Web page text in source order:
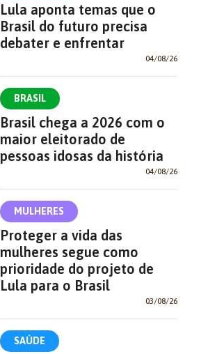
Lula aponta temas que o
Brasil do futuro precisa
debater e enfrentar
04/08/26
BRASIL
Brasil chega a 2026 com o
maior eleitorado de
pessoas idosas da história
04/08/26
MULHERES
Proteger a vida das
mulheres segue como
prioridade do projeto de
Lula para o Brasil
03/08/26
SAÚDE